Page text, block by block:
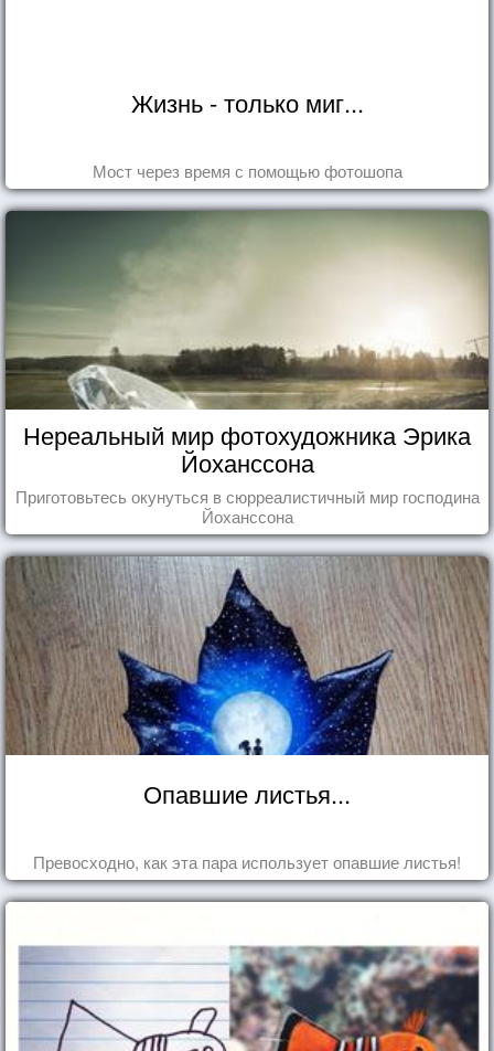
Жизнь - только миг...
Мост через время с помощью фотошопа
Нереальный мир фотохудожника Эрика
Йоханссона
Приготовьтесь окунуться в сюрреалистичный мир господина
Йоханссона
Опавшие листья...
Превосходно, как эта пара использует опавшие листья!